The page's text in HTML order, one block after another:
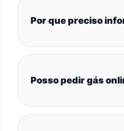
Por que preciso
Posso pedir gás